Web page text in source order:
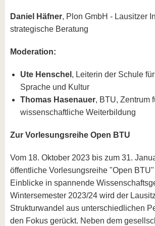
Daniel Häfner, Plon GmbH - Lausitzer
strategische Beratung
Moderation:
Ute Henschel , Leiterin der Schule
Sprache und Kultur
Thomas Hasenauer, BTU, Zentrum
wissenschaftliche Weiterbildung
Zur Vorlesungsreihe Open BTU
Vom 18. Oktober 2023 bis zum 31.
öffentliche Vorlesungsreihe "Open
Einblicke in spannende
Wintersemester 2023/24 wird der
Strukturwandel aus unterschiedlichen
den Fokus gerückt. Neben dem